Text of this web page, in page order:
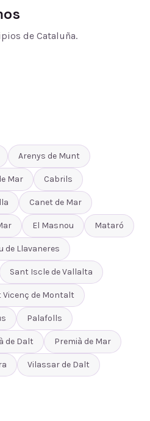
de Cataluña.
Arenys de Munt
Mar Cabrils
Canet de Mar
El Masnou Mataró
de Llavaneres
Sant Iscle de Vallalta
Vicenç de Montalt
Palafolls
de Dalt Premià de Mar
Vilassar de Dalt